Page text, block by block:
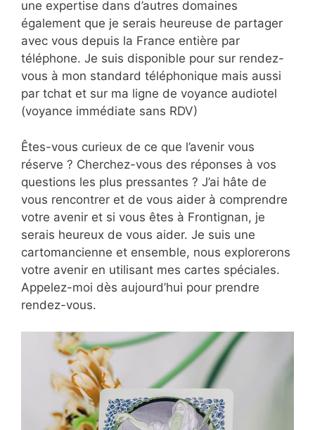
une expertise dans d’autres domaines
également que je serais heureuse de partager
avec vous depuis la France entière par
téléphone. Je suis disponible pour sur rendez-
vous à mon standard téléphonique mais aussi
par tchat et sur ma ligne de voyance audiotel
(voyance immédiate sans RDV)
Êtes-vous curieux de ce que l’avenir vous
réserve ? Cherchez-vous des réponses à vos
questions les plus pressantes ? J’ai hâte de
vous rencontrer et de vous aider à comprendre
votre avenir et si vous êtes à Frontignan, je
serais heureux de vous aider. Je suis une
cartomancienne et ensemble, nous explorerons
votre avenir en utilisant mes cartes spéciales.
Appelez-moi dès aujourd’hui pour prendre
rendez-vous.